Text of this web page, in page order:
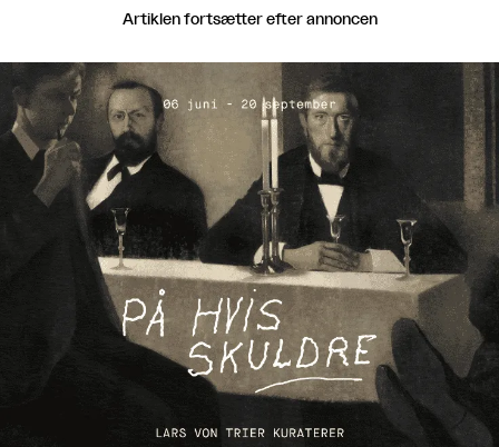
Artiklen fortsætter efter annoncen